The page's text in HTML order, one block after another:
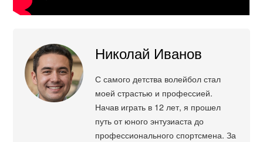
Николай Иванов
С самого детства волейбол стал
моей страстью и профессией.
Начав играть в 12 лет, я прошел
путь от юного энтузиаста до
профессионального спортсмена. За